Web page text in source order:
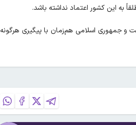
به این کشور اعتماد نداشته باشد.
و جمهوری اسلامی هم‌زمان با پیگیری هرگونه